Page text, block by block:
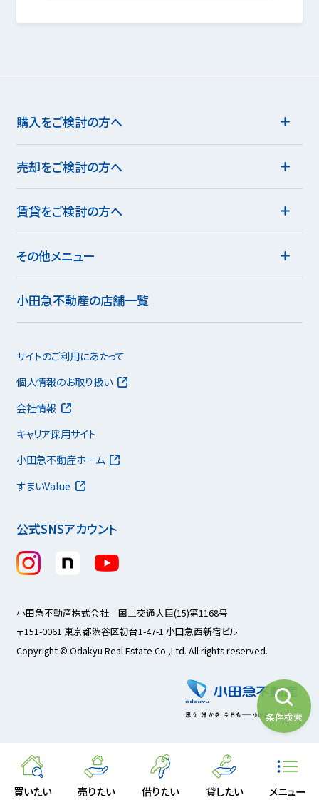
買いたい 売りたい 借りたい 貸したい メニュー
条件検索
購入をご検討の方へ
売却をご検討の方へ
賃貸をご検討の方へ
その他メニュー
小田急不動産の店舗一覧
公式SNSアカウント
サイトのご利用にあたって
個人情報のお取り扱い
会社情報
キャリア採用サイト
小田急不動産ホーム
すまいValue
小田急不動産株式会社 国土交通大臣(15)第1168号
〒151-0061 東京都渋谷区初台1-47-1 小田急西新宿ビル
Copyright © Odakyu Real Estate Co.,Ltd. All rights reserved.